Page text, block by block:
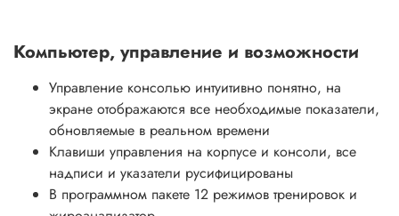
Компьютер, управление и возможности
Управление консолью интуитивно понятно, на
экране отображаются все необходимые показатели,
обновляемые в реальном времени
Клавиши управления на корпусе и консоли, все
надписи и указатели русифицированы
В программном пакете 12 режимов тренировок и